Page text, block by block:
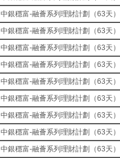
中銀穩富-融薈系列理財計劃（63天）
中銀穩富-融薈系列理財計劃（63天）
中銀穩富-融薈系列理財計劃（63天）
中銀穩富-融薈系列理財計劃（63天）
中銀穩富-融薈系列理財計劃（63天）
中銀穩富-融薈系列理財計劃（63天）
中銀穩富-融薈系列理財計劃（63天）
中銀穩富-融薈系列理財計劃（63天）
中銀穩富-融薈系列理財計劃（63天）